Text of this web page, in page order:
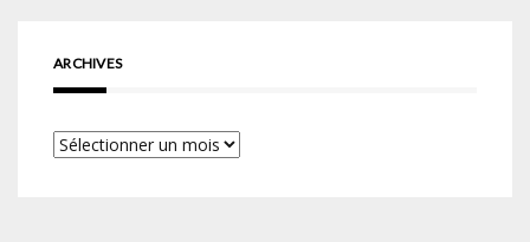
ARCHIVES
Archives